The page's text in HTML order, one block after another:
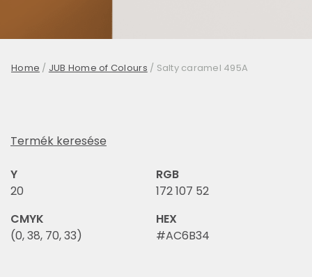
Home / JUB Home of Colours / Salty caramel 495A
Termék keresése
Y
20
RGB
172 107 52
CMYK
(0, 38, 70, 33)
HEX
#AC6B34